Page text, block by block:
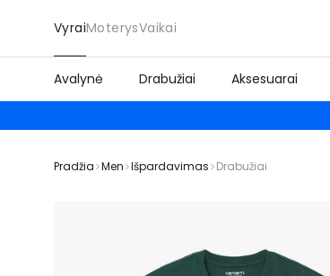
VyraiMoterysVaikai
Avalynė Drabužiai Aksesuarai
Pradžia Men Išpardavimas Drabužiai